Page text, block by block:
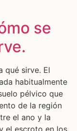
se
qué sirve. El
habitualmente
pélvico que
de la región
el ano y la